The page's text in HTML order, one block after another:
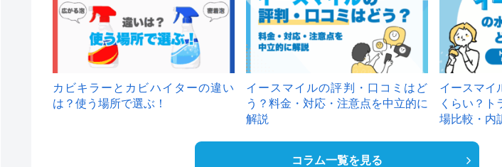
カビキラーとカビハイターの違い
は？使う場所で選ぶ！
イースマイルの評判・口コミはど
う？料金・対応・注意点を中立的に
解説
イースマイ
くらい？ト
場比較・内
コラム一覧を見る